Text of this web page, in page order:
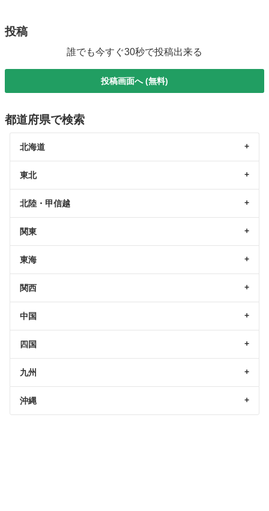
投稿
誰でも今すぐ30秒で投稿出来る
投稿画面へ (無料)
都道府県で検索
北海道
東北
北陸・甲信越
関東
東海
関西
中国
四国
九州
沖縄